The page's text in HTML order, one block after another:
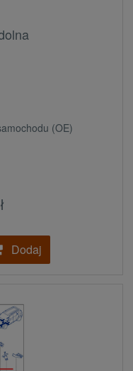
(OE)
Dodaj